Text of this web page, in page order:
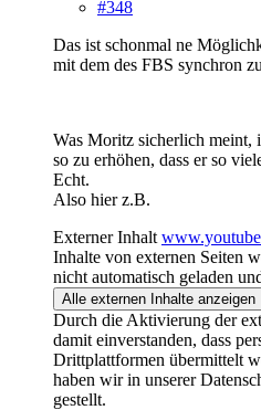
#348
Das ist schonmal ne
mit dem des FBS synchron
Was Moritz sicherlich meint,
so zu erhöhen, dass er so
Echt.
Also hier z.B.
Externer Inhalt
Inhalte von externen Seiten
nicht automatisch geladen
Alle externen Inhalte anzeigen
Durch die Aktivierung der
damit einverstanden, dass
Drittplattformen übermittelt
haben wir in unserer
gestellt.